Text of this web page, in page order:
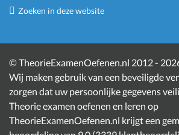
Zoeken in deze website
©TheorieExamenOefenen.nl 2012 -
Wij maken gebruik van een beveiligde
zorgen dat uw persoonlijke gegevens
Theorie examen oefenen en leren op
TheorieExamenOefenen.nl krijgt een